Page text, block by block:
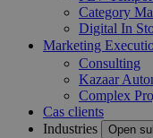
Category
Digital In
Marketing
Consulting
Kazaar
Complex
Cas clients
Industries
Open